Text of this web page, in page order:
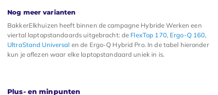
Nog meer varianten
BakkerElkhuizen heeft binnen de campagne Hybride Werken een
viertal laptopstandaards uitgebracht: de FlexTop 170, Ergo-Q 160,
UltraStand Universal en de Ergo-Q Hybrid Pro. In de tabel hieronder
kun je aflezen waar elke laptopstandaard uniek in is.
Plus- en minpunten